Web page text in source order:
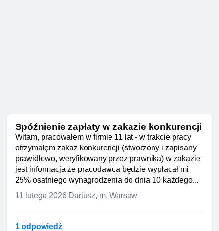
Spóźnienie zapłaty w zakazie konkurencji
Witam, pracowałem w firmie 11 lat - w trakcie pracy
otrzymałęm zakaz konkurencji (stworzony i zapisany
prawidłowo, weryfikowany przez prawnika) w zakazie
jest informacja że pracodawca będzie wypłacał mi
25% osatniego wynagrodzenia do dnia 10 każdego...
11 lutego 2026 Dariusz, m. Warsaw
1 odpowiedź